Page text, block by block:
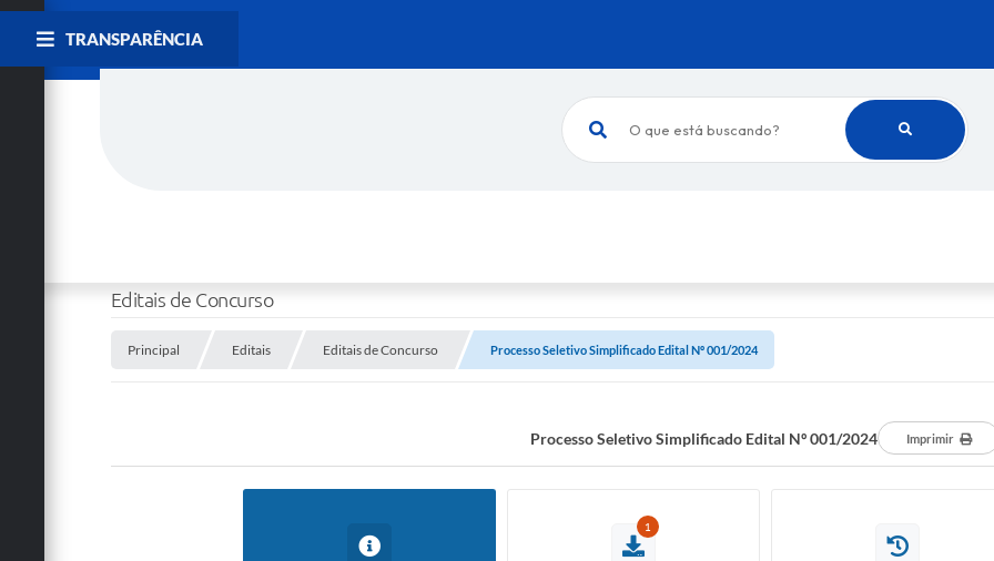
O que está buscando?
TRANSPARÊNCIA
Editais de Concurso
Principal Editais Editais de Concurso Processo Seletivo Simplificado Edital Nº 001/2024
Processo Seletivo Simplificado Edital Nº 001/2024 Imprimir
1